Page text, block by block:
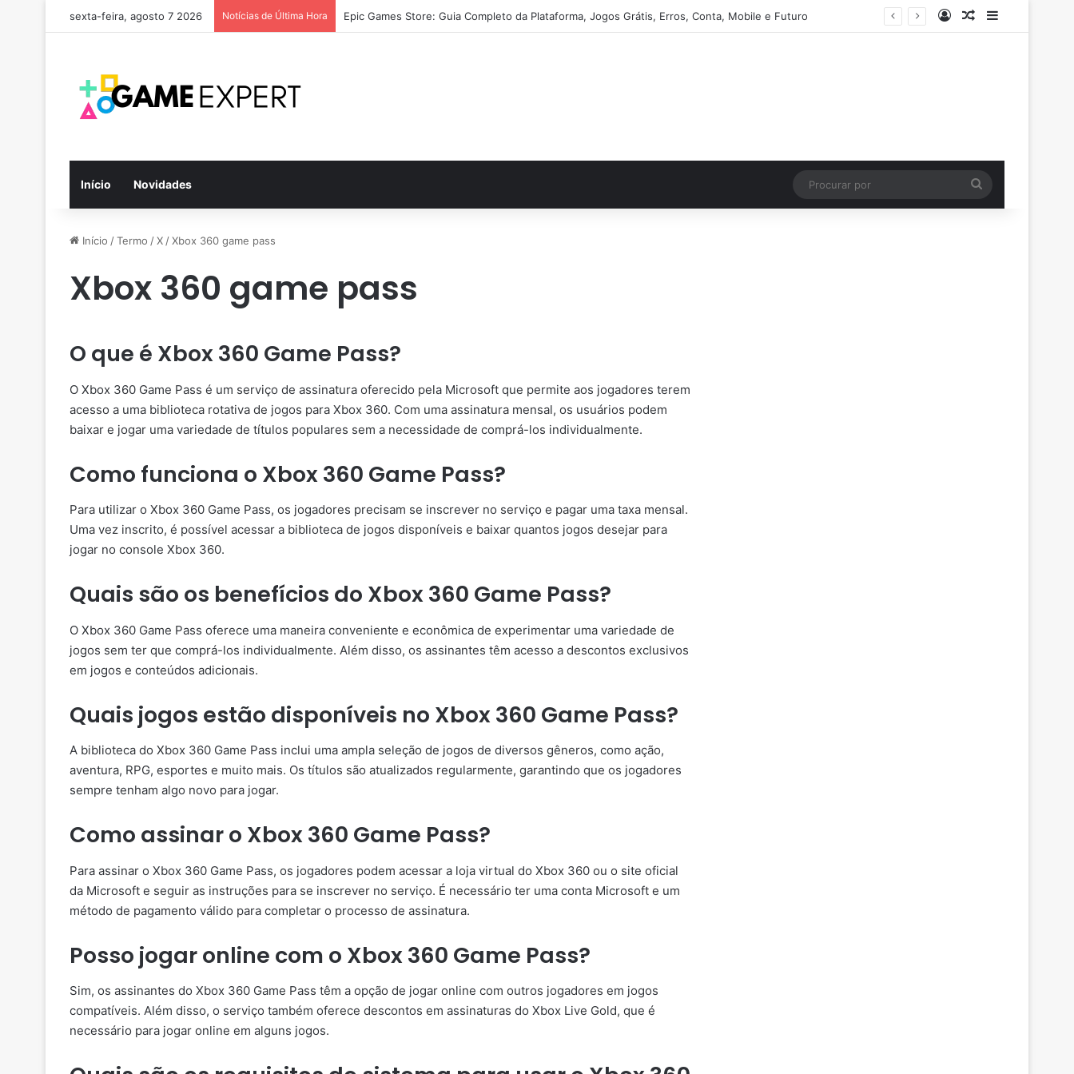
sexta-feira, agosto 7 2026 Notícias de Última Hora Epic Games Store: Guia Completo da Plataforma, Jogos Grátis, Erros, Conta, Mobile e Futuro EntrarArtigo aleatório
Barra Lateral
Início Novidades
por
Início /Termo /X /Xbox 360 game pass
Xbox 360 game pass
O que é Xbox 360 Game Pass?
O Xbox 360 Game Pass é um serviço de assinatura oferecido pela Microsoft que permite aos jogadores terem
acesso a uma biblioteca rotativa de jogos para Xbox 360. Com uma assinatura mensal, os usuários podem
baixar e jogar uma variedade de títulos populares sem a necessidade de comprá-los individualmente.
Como funciona o Xbox 360 Game Pass?
Para utilizar o Xbox 360 Game Pass, os jogadores precisam se inscrever no serviço e pagar uma taxa mensal.
Uma vez inscrito, é possível acessar a biblioteca de jogos disponíveis e baixar quantos jogos desejar para
jogar no console Xbox 360.
Quais são os benefícios do Xbox 360 Game Pass?
O Xbox 360 Game Pass oferece uma maneira conveniente e econômica de experimentar uma variedade de
jogos sem ter que comprá-los individualmente. Além disso, os assinantes têm acesso a descontos exclusivos
em jogos e conteúdos adicionais.
Quais jogos estão disponíveis no Xbox 360 Game Pass?
A biblioteca do Xbox 360 Game Pass inclui uma ampla seleção de jogos de diversos gêneros, como ação,
aventura, RPG, esportes e muito mais. Os títulos são atualizados regularmente, garantindo que os jogadores
sempre tenham algo novo para jogar.
Como assinar o Xbox 360 Game Pass?
Para assinar o Xbox 360 Game Pass, os jogadores podem acessar a loja virtual do Xbox 360 ou o site oficial
da Microsoft e seguir as instruções para se inscrever no serviço. É necessário ter uma conta Microsoft e um
método de pagamento válido para completar o processo de assinatura.
Posso jogar online com o Xbox 360 Game Pass?
Sim, os assinantes do Xbox 360 Game Pass têm a opção de jogar online com outros jogadores em jogos
compatíveis. Além disso, o serviço também oferece descontos em assinaturas do Xbox Live Gold, que é
necessário para jogar online em alguns jogos.